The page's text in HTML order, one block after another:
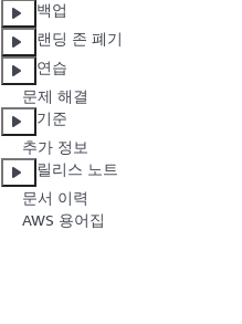
백업
랜딩 존 폐기
연습
문제 해결
기준
추가 정보
릴리스 노트
문서 이력
AWS 용어집